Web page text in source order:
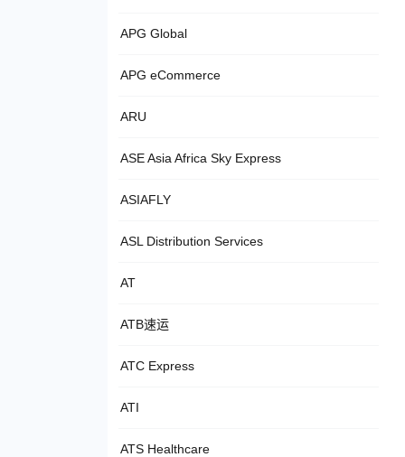
APG Global
APG eCommerce
ARU
ASE Asia Africa Sky Express
ASIAFLY
ASL Distribution Services
AT
ATB速运
ATC Express
ATI
ATS Healthcare